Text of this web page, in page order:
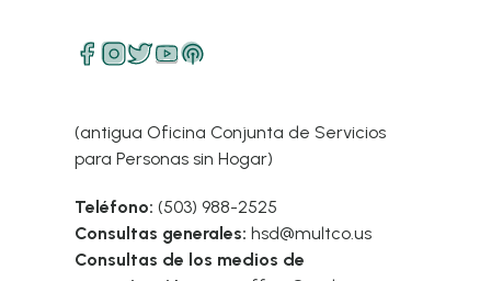
(antigua Oficina Conjunta de Servicios
para Personas sin Hogar)
Teléfono: (503) 988-2525
Consultas generales: hsd@multco.us
Consultas de los medios de